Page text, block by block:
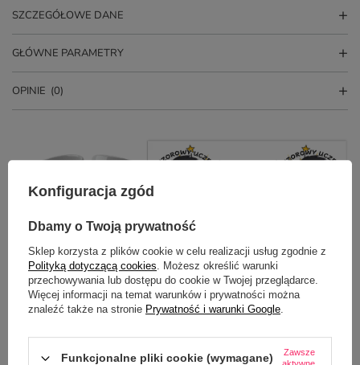
SZCZEGÓŁOWE DANE
GŁÓWNE PARAMETRY
OPINIE (0)
Potrzebujesz pomocy? Masz pytania?
Zadaj pytanie a my odpowiemy
niezwłocznie, najciekawsze pytania i
odpowiedzi publikując dla innych.
ZADAJ PYTANIE
Konfiguracja zgód
Dbamy o Twoją prywatność
Sklep korzysta z plików cookie w celu realizacji usług zgodnie z
Polityką dotyczącą cookies. Możesz określić warunki
przechowywania lub dostępu do cookie w Twojej przeglądarce.
Więcej informacji na temat warunków i prywatności można
znaleźć także na stronie Prywatność i warunki Google.
Funkcjonalne pliki cookie (wymagane)
Zawsze